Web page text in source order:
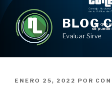
contenido
BLOG
Evaluar Sirve
PUBLICADO
ENERO 25, 2022 POR